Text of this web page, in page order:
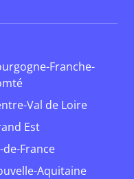
Val de Loire
Est
de-France
Aquitaine